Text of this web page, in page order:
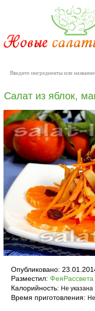
Салат из яблок,
Опубликовано:
Разместил: ФеяРассвета
Калорийность: Не указана
Время приготовления: